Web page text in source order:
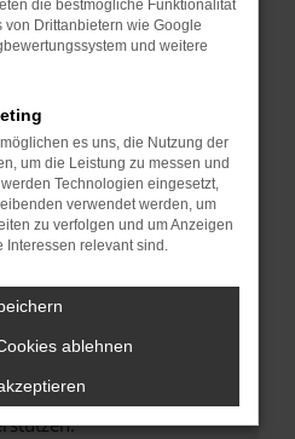
helfen, vorübergehende
dem neuesten Stand
nicht nur ein
kann auch dazu
Funktionen nicht mehr
Webseitenbetreiber.
Schritte versucht
bitte. Wir werden
um uns bei der
die bestmögliche Funktionalität
von Drittanbietern wie Google
und weitere
es uns, die Nutzung der
um die Leistung zu messen und
Technologien eingesetzt,
verwendet werden, um
zu verfolgen und um Anzeigen
Interessen relevant sind.
ablehnen